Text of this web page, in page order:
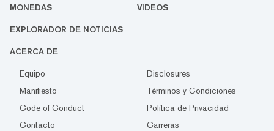
MONEDAS VIDEOS
EXPLORADOR DE NOTICIAS
ACERCA DE
Equipo
Disclosures
Manifiesto
Términos y Condiciones
Code of Conduct
Política de Privacidad
Contacto
Carreras